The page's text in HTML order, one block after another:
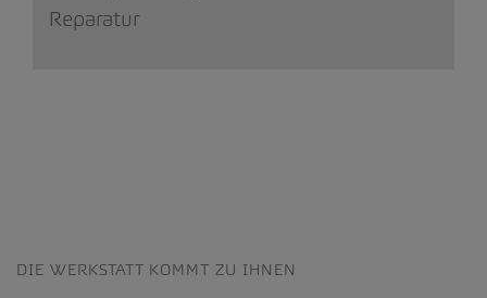
Reparatur
DIE WERKSTATT KOMMT ZU IHNEN